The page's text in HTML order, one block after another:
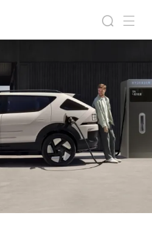
자
월
드
이
드
로
검
색
메
뉴